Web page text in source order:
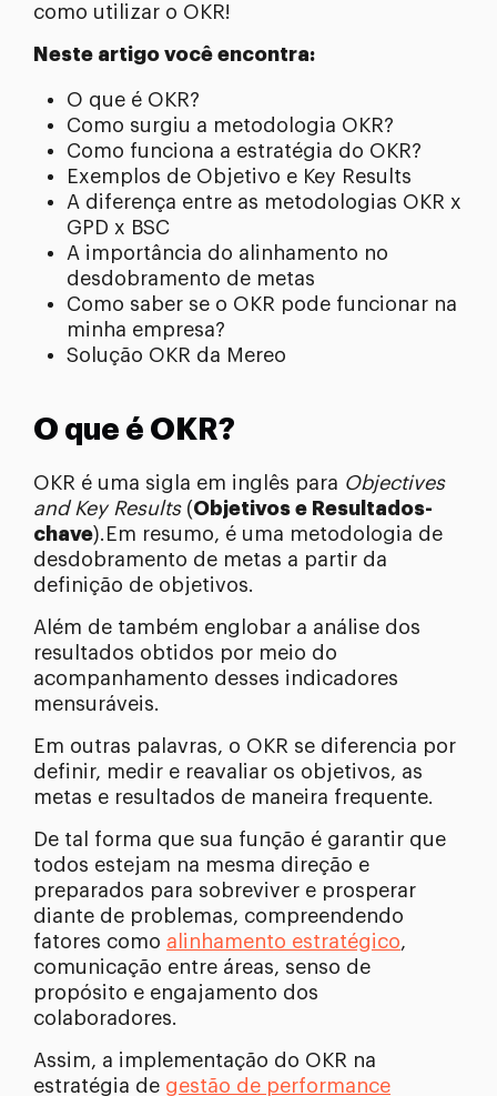
como utilizar o OKR!
Neste artigo você encontra:
O que é OKR?
Como surgiu a metodologia OKR?
Como funciona a estratégia do OKR?
Exemplos de Objetivo e Key Results
A diferença entre as metodologias OKR x
GPD x BSC
A importância do alinhamento no
desdobramento de metas
Como saber se o OKR pode funcionar na
minha empresa?
Solução OKR da Mereo
O que é OKR?
OKR é uma sigla em inglês para Objectives
and Key Results(Objetivos e Resultados-
chave).Em resumo, é uma metodologia de
desdobramento de metas a partir da
definição de objetivos.
Além de também englobar a análise dos
resultados obtidos por meio do
acompanhamento desses indicadores
mensuráveis.
Em outras palavras, o OKR se diferencia por
definir, medir e reavaliar os objetivos, as
metas e resultados de maneira frequente.
De tal forma que sua função é garantir que
todos estejam na mesma direção e
preparados para sobreviver e prosperar
diante de problemas, compreendendo
fatores como alinhamento estratégico,
comunicação entre áreas, senso de
propósito e engajamento dos
colaboradores.
Assim, a implementação do OKR na
estratégia de gestão de performance